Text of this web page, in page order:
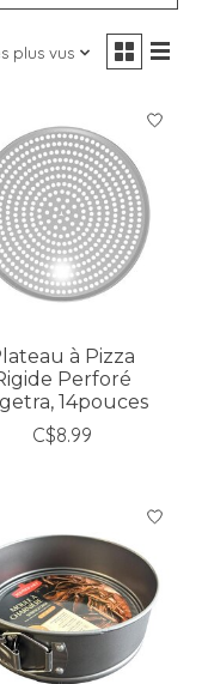
plus vus
à Pizza
Perforé
14pouces
C$8.99